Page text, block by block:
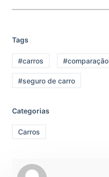
Tags
#carros #comparação
#seguro de carro
Categorias
Carros